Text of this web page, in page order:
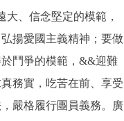
、信念堅定的模範，
揚愛國主義精神；要做
鬥爭的模範，&&迎難
務實，吃苦在前、享受
嚴格履行團員義務。廣